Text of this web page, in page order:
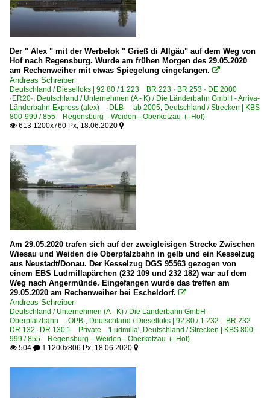
Der " Alex " mit der Werbelok " Grieß di Allgäu" auf dem Weg von
Hof nach Regensburg. Wurde am frühen Morgen des 29.05.2020
am Rechenweiher mit etwas Spiegelung eingefangen. 
Andreas Schreiber
Deutschland / Dieselloks | 92 80 / 1 223 BR 223 · BR 253 · DE 2000
·ER20·, Deutschland / Unternehmen (A - K) / Die Länderbahn GmbH - Arriva-
Länderbahn-Express (alex) ·DLB· ab 2005, Deutschland / Strecken | KBS
800-999 / 855 Regensburg – Weiden – Oberkotzau (–Hof)
 613 1200x760 Px, 18.06.2020 
Am 29.05.2020 trafen sich auf der zweigleisigen Strecke Zwischen
Wiesau und Weiden die Oberpfalzbahn in gelb und ein Kesselzug
aus Neustadt/Donau. Der Kesselzug DGS 95563 gezogen von
einem EBS Ludmillapärchen (232 109 und 232 182) war auf dem
Weg nach Angermünde. Eingefangen wurde das treffen am
29.05.2020 am Rechenweiher bei Escheldorf. 
Andreas Schreiber
Deutschland / Unternehmen (A - K) / Die Länderbahn GmbH -
Oberpfalzbahn ·OPB·, Deutschland / Dieselloks | 92 80 / 1 232 BR 232
DR 132 · DR 130.1 Private 'Ludmilla', Deutschland / Strecken | KBS 800-
999 / 855 Regensburg – Weiden – Oberkotzau (–Hof)
 504  1 1200x806 Px, 18.06.2020 